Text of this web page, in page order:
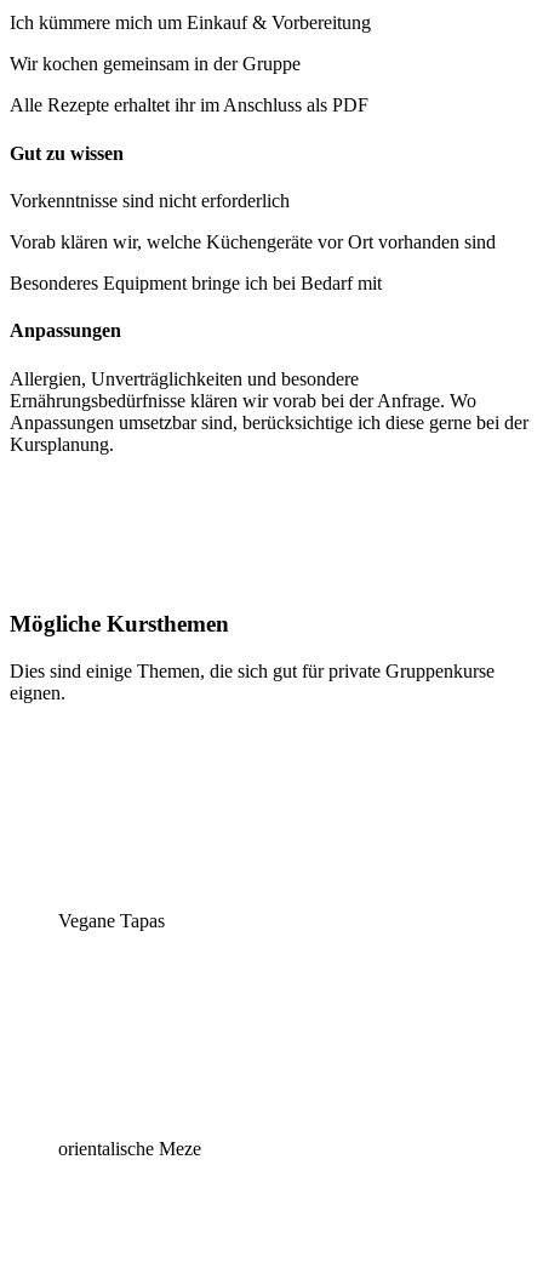
Ich kümmere mich um Einkauf & Vorbereitung
Wir kochen gemeinsam in der Gruppe
Alle Rezepte erhaltet ihr im Anschluss als PDF
Gut zu wissen
Vorkenntnisse sind nicht erforderlich
Vorab klären wir, welche Küchengeräte vor Ort vorhanden sind
Besonderes Equipment bringe ich bei Bedarf mit
Anpassungen
Allergien, Unverträglichkeiten und besondere
Ernährungsbedürfnisse klären wir vorab bei der Anfrage. Wo
Anpassungen umsetzbar sind, berücksichtige ich diese gerne bei der
Kursplanung.
Mögliche Kursthemen
Dies sind einige Themen, die sich gut für private Gruppenkurse
eignen.
Vegane Tapas
orientalische Meze